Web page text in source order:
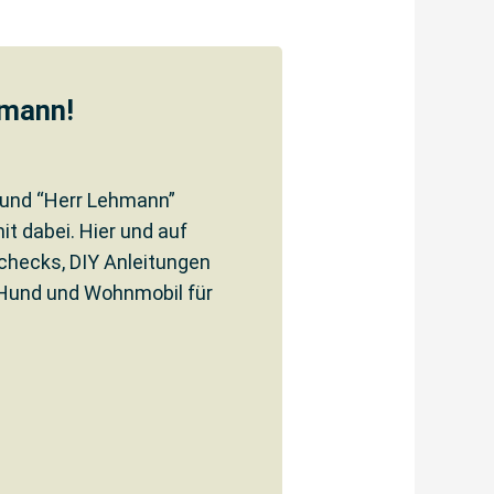
“Herr Lehmann”
dabei. Hier und auf
DIY Anleitungen
und Wohnmobil für